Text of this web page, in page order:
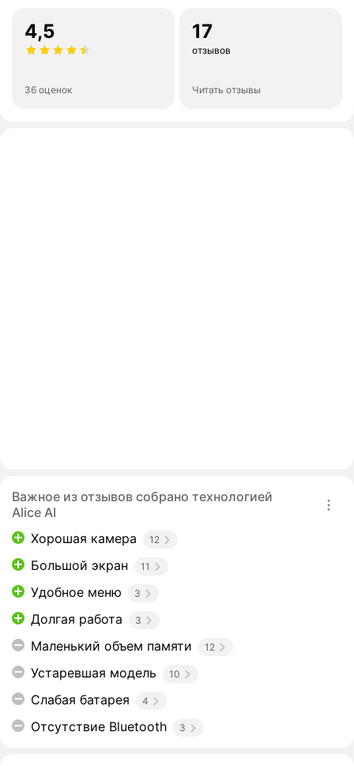
4,5
36 оценок
17
отзывов
Читать отзывы
Важное из отзывов собрано технологией
Alice AI
Хорошая камера
12
Большой экран 11
Удобное меню 3
Долгая работа 3
Маленький объем памяти 12
Устаревшая модель 10
Слабая батарея 4
Отсутствие Bluetooth 3